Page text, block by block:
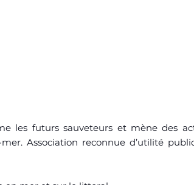
les futurs sauveteurs et mène des
Association reconnue d’utilité